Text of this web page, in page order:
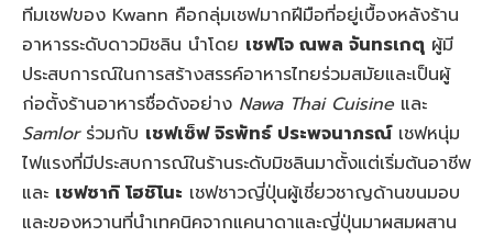
ทีมเชฟของ Kwann คือกลุ่มเชฟมากฝีมือที่อยู่เบื้องหลังร้าน
อาหารระดับดาวมิชลิน นำโดย เชฟโจ ณพล จันทรเกตุ ผู้มี
ประสบการณ์ในการสร้างสรรค์อาหารไทยร่วมสมัยและเป็นผู้
ก่อตั้งร้านอาหารชื่อดังอย่าง Nawa Thai Cuisine และ
Samlorร่วมกับ เชฟเซ็ฟ จิรพัทธ์ ประพจนาภรณ์เชฟหนุ่ม
ไฟแรงที่มีประสบการณ์ในร้านระดับมิชลินมาตั้งแต่เริ่มต้นอาชีพ
และ เชฟซากิ โฮชิโนะ เชฟชาวญี่ปุ่นผู้เชี่ยวชาญด้านขนมอบ
และของหวานที่นำเทคนิคจากแคนาดาและญี่ปุ่นมาผสมผสาน